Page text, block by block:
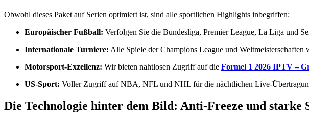
Obwohl dieses Paket auf Serien optimiert ist, sind alle sportlichen Highlights inbegriffen:
Europäischer Fußball: Verfolgen Sie die Bundesliga, Premier League, La Liga und
Internationale Turniere: Alle Spiele der Champions League und Weltmeisterschaften
Motorsport-Exzellenz: Wir bieten nahtlosen Zugriff auf die Formel 1 2026 IPTV –
US-Sport: Voller Zugriff auf NBA, NFL und NHL für die nächtlichen Live-
Die Technologie hinter dem Bild: Anti-Freeze und starke